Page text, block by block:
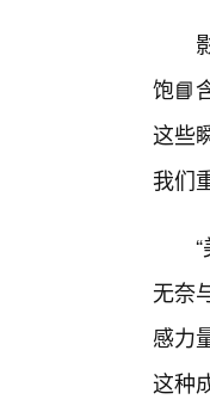
饱📘
这些
我们
无奈
感力
这种